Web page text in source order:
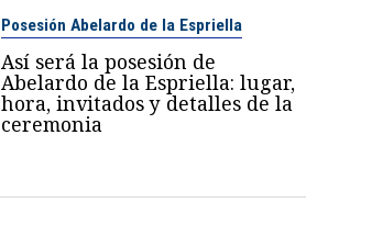
Posesión Abelardo de la Espriella
Así será la posesión de
Abelardo de la Espriella: lugar,
hora, invitados y detalles de la
ceremonia